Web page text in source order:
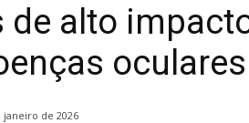
de alto
oculares
janeiro de 2026